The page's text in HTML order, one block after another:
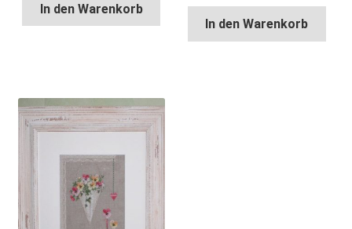
In den Warenkorb
In den Warenkorb